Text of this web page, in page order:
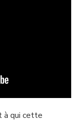
à qui cette